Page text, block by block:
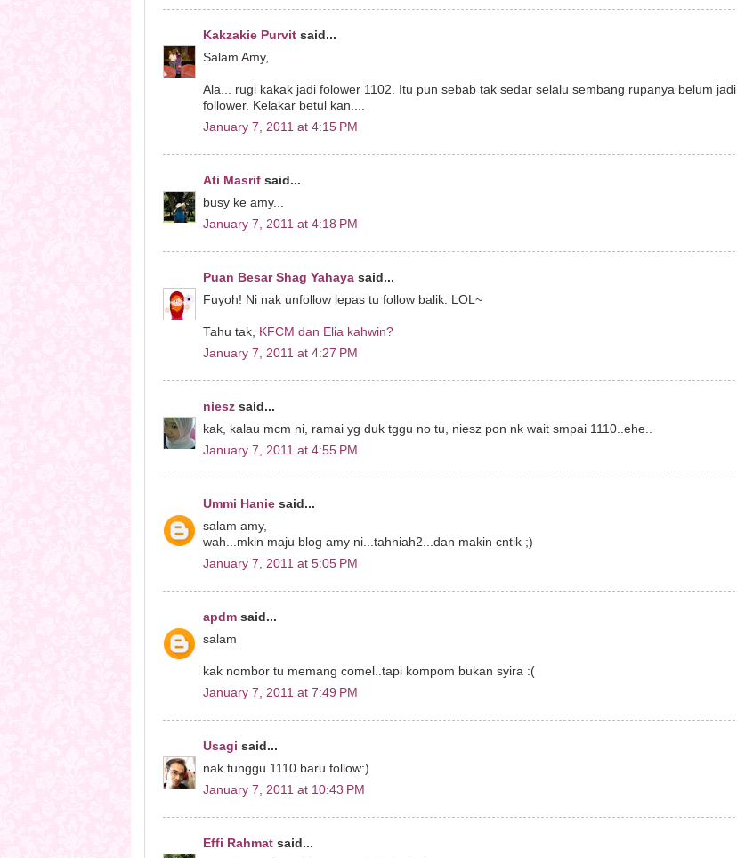
Kakzakie Purvit said...
Salam Amy,
Ala... rugi kakak jadi folower 1102. Itu pun sebab tak sedar selalu sembang rupanya belum jadi
follower. Kelakar betul kan....
January 7, 2011 at 4:15 PM
Ati Masrif said...
busy ke amy...
January 7, 2011 at 4:18 PM
Puan Besar Shag Yahaya said...
Fuyoh! Ni nak unfollow lepas tu follow balik. LOL~
Tahu tak, KFCM dan Elia kahwin?
January 7, 2011 at 4:27 PM
niesz said...
kak, kalau mcm ni, ramai yg duk tggu no tu, niesz pon nk wait smpai 1110..ehe..
January 7, 2011 at 4:55 PM
Ummi Hanie said...
salam amy,
wah...mkin maju blog amy ni...tahniah2...dan makin cntik ;)
January 7, 2011 at 5:05 PM
apdm said...
salam
kak nombor tu memang comel..tapi kompom bukan syira :(
January 7, 2011 at 7:49 PM
Usagi said...
nak tunggu 1110 baru follow:)
January 7, 2011 at 10:43 PM
Effi Rahmat said...